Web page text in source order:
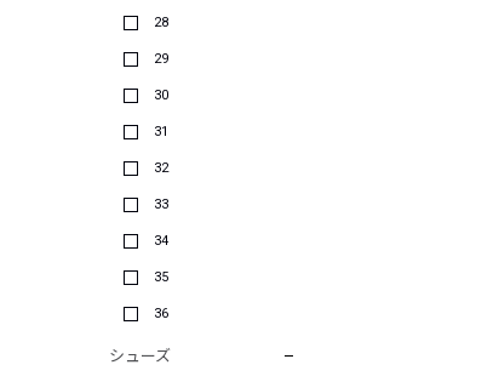
28
29
30
31
32
33
34
35
36
シューズ